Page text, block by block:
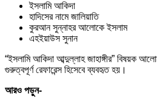
ইসলামি আকিদা
হাদিসের নামে জালিয়াতি
কুরআন সুন্নাহর আলোকে ইসলাম
এহইয়াউস সুনান
“ইসলামি আকিদা আব্দুল্লাহ জাহাঙ্গীর” বিষয়ক
গুরুত্বপূর্ণ রেফারেন্স হিসেবে ব্যবহৃত হয়।
আরও পড়ুন-